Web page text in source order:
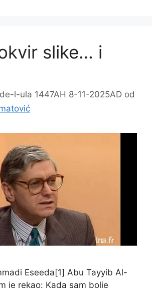
slike… i
l-ula 1447AH 8-11-2025AD od
Eseeda[1] Abu Tayyib Al-
je rekao: Kada sam bolje